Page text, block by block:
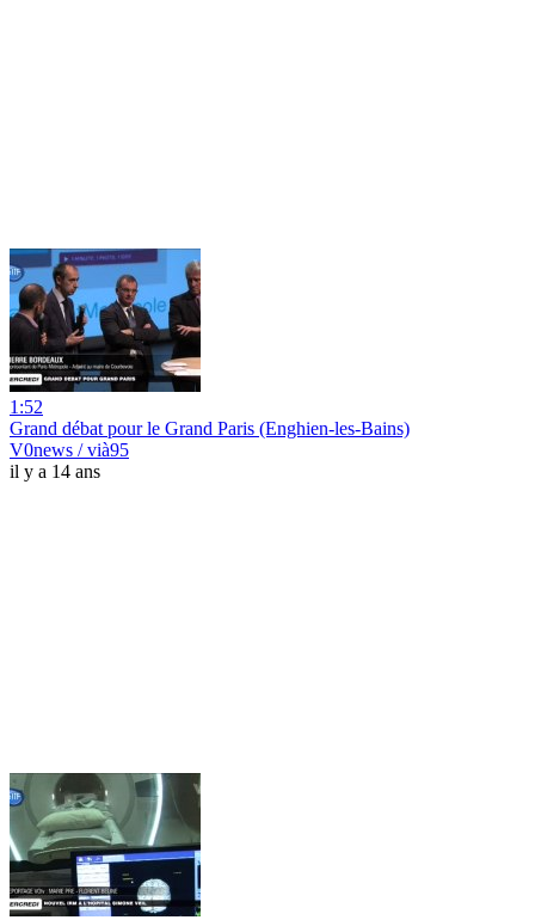
1:52
Grand débat pour le Grand Paris (Enghien-les-Bains)
V0news / vià95
il y a 14 ans